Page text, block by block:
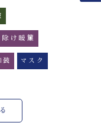
除け暖簾
装 マスク